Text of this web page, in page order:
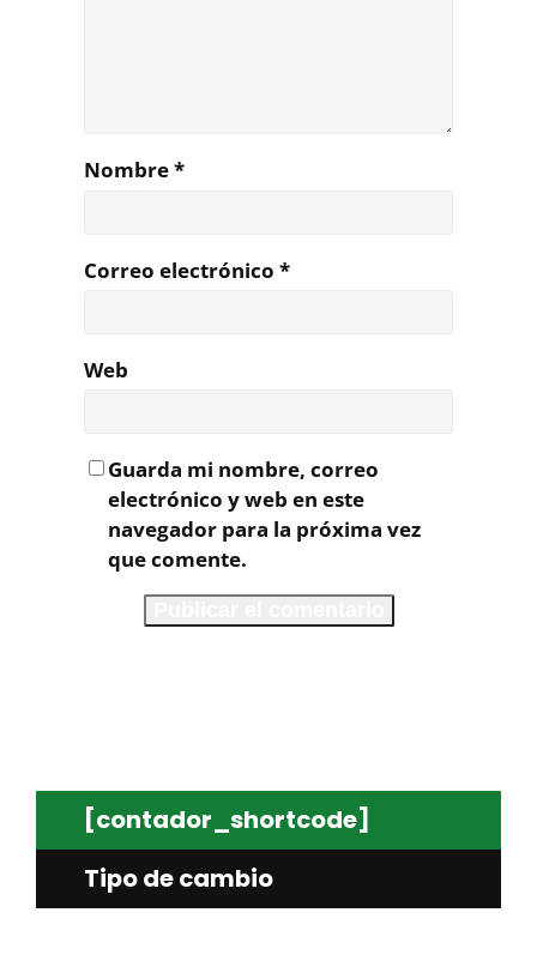
Nombre*
Correo electrónico *
Web
Guarda mi nombre, correo
electrónico y web en este
navegador para la próxima vez
que comente.
[contador_shortcode]
Tipo de cambio